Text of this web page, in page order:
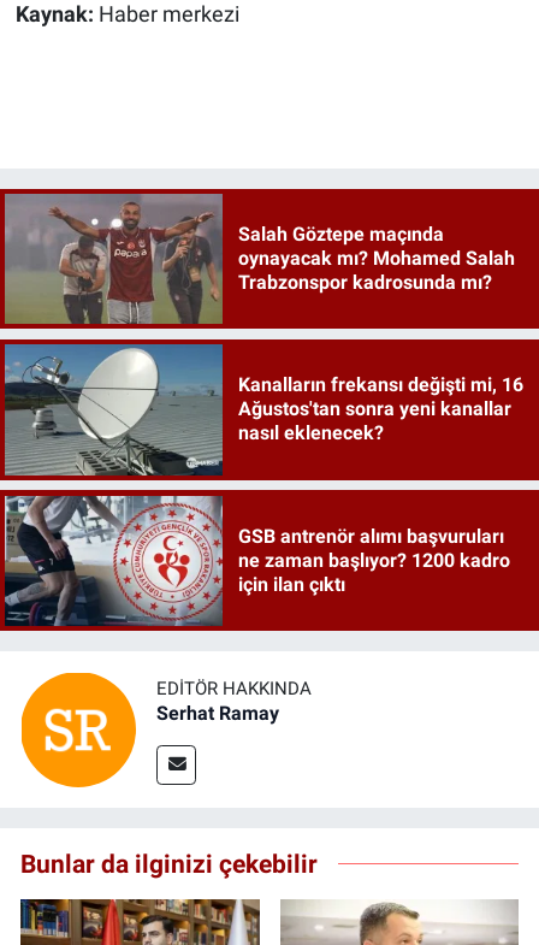
Kaynak: Haber merkezi
Salah Göztepe maçında
oynayacak mı? Mohamed Salah
Trabzonspor kadrosunda mı?
Kanalların frekansı değişti mi, 16
Ağustos'tan sonra yeni kanallar
nasıl eklenecek?
GSB antrenör alımı başvuruları
ne zaman başlıyor? 1200 kadro
için ilan çıktı
EDITÖR HAKKINDA
Serhat Ramay
Bunlar da ilginizi çekebilir